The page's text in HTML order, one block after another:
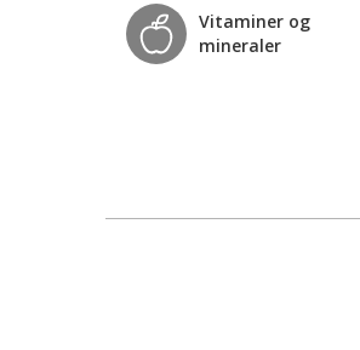
Vitaminer og
mineraler